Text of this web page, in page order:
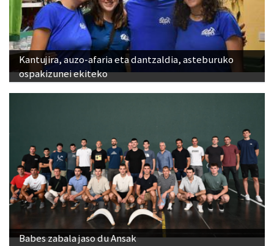
Kantujira, auzo-afaria eta dantzaldia, asteburuko
ospakizunei ekiteko
Babes zabala jaso du Ansak